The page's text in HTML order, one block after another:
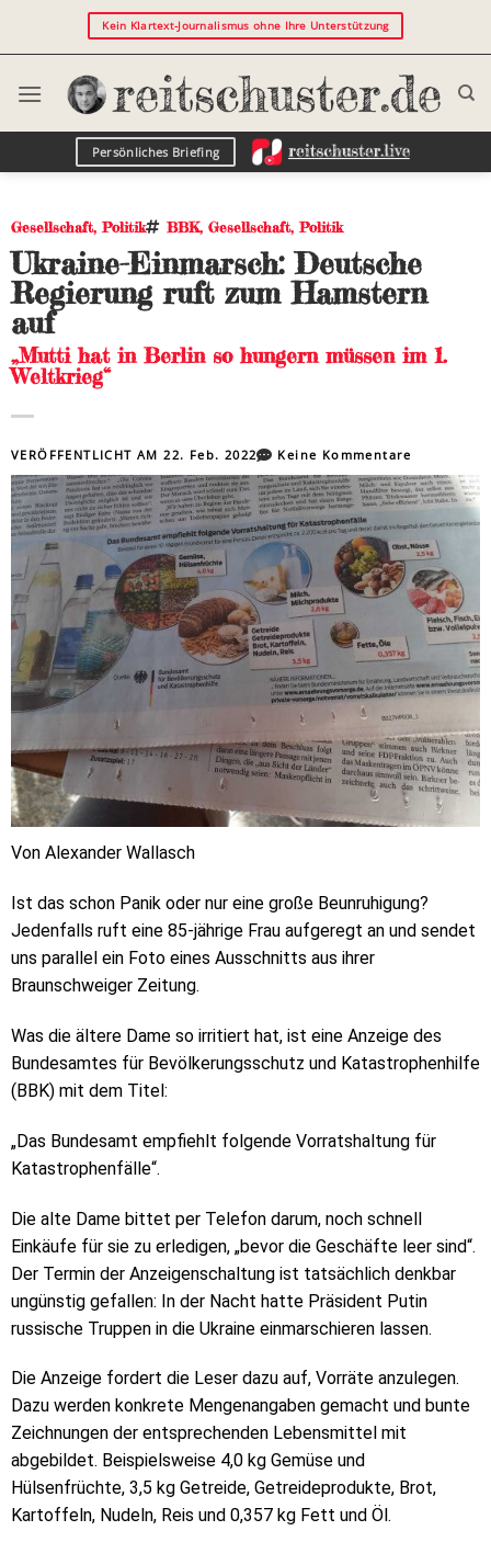
Kein Klartext-Journalismus ohne Ihre Unterstützung
Persönliches Briefing
Gesellschaft,Politik BBK, Gesellschaft,Politik
Ukraine-Einmarsch: Deutsche
Regierung ruft zum Hamstern
auf
„Mutti hat in Berlin so hungern müssen im 1.
Weltkrieg“
VERÖFFENTLICHT AM22. Feb. 2022 Keine Kommentare
Von Alexander Wallasch
Ist das schon Panik oder nur eine große Beunruhigung?
Jedenfalls ruft eine 85-jährige Frau aufgeregt an und sendet
uns parallel ein Foto eines Ausschnitts aus ihrer
Braunschweiger Zeitung.
Was die ältere Dame so irritiert hat, ist eine Anzeige des
Bundesamtes für Bevölkerungsschutz und Katastrophenhilfe
(BBK) mit dem Titel:
„Das Bundesamt empfiehlt folgende Vorratshaltung für
Katastrophenfälle“.
Die alte Dame bittet per Telefon darum, noch schnell
Einkäufe für sie zu erledigen, „bevor die Geschäfte leer sind“.
Der Termin der Anzeigenschaltung ist tatsächlich denkbar
ungünstig gefallen: In der Nacht hatte Präsident Putin
russische Truppen in die Ukraine einmarschieren lassen.
Die Anzeige fordert die Leser dazu auf, Vorräte anzulegen.
Dazu werden konkrete Mengenangaben gemacht und bunte
Zeichnungen der entsprechenden Lebensmittel mit
abgebildet. Beispielsweise 4,0 kg Gemüse und
Hülsenfrüchte, 3,5 kg Getreide, Getreideprodukte, Brot,
Kartoffeln, Nudeln, Reis und 0,357 kg Fett und Öl.